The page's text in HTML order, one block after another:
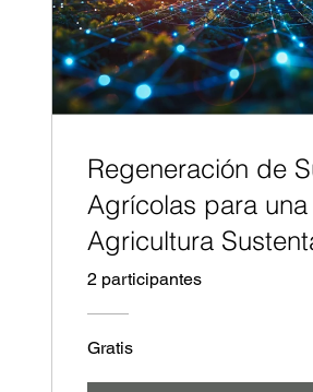
Regeneración de
Agrícolas para una
Agricultura
Rentable
2 participantes
Gratis